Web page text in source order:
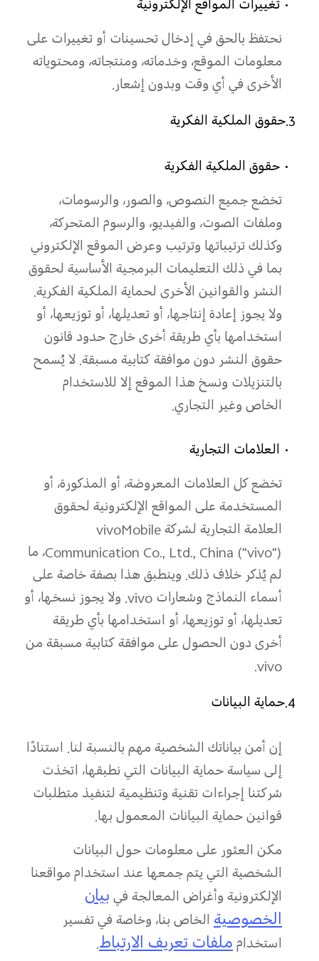
• تغييرات المواقع الإلكترونية
نحتفظ بالحق في إدخال تحسينات أو تغييرات على
معلومات الموقع، وخدماته، ومنتجاته، ومحتوياته
الأخرى في أي وقت وبدون إشعار.
3.حقوق الملكية الفكرية
• حقوق الملكية الفكرية
تخضع جميع النصوص، والصور، والرسومات،
وملفات الصوت، والفيديو، والرسوم المتحركة،
وكذلك ترتيباتها وترتيب وعرض الموقع الإلكتروني
بما في ذلك التعليمات البرمجية الأساسية لحقوق
النشر والقوانين الأخرى لحماية الملكية الفكرية.
ولا يجوز إعادة إنتاجها، أو تعديلها، أو توزيعها، أو
استخدامها بأي طريقة أخرى خارج حدود قانون
حقوق النشر دون موافقة كتابية مسبقة. لا يُسمح
بالتنزيلات ونسخ هذا الموقع إلا للاستخدام
الخاص وغير التجاري.
• العلامات التجارية
تخضع كل العلامات المعروضة، أو المذكورة، أو
المستخدمة على المواقع الإلكترونية لحقوق
العلامة التجارية لشركة vivoMobile
Communication Co., Ltd., China ("vivo")، ما
لم يُذكر خلاف ذلك. وينطبق هذا بصفة خاصة على
أسماء النماذج وشعارات vivo. ولا يجوز نسخها، أو
تعديلها، أو توزيعها، أو استخدامها بأي طريقة
أخرى دون الحصول على موافقة كتابية مسبقة من
vivo.
4.حماية البيانات
إن أمن بياناتك الشخصية مهم بالنسبة لنا. استنادًا
إلى سياسة حماية البيانات التي نطبقها، اتخذت
شركتنا إجراءات تقنية وتنظيمية لتنفيذ متطلبات
قوانين حماية البيانات المعمول بها.
مكن العثور على معلومات حول البيانات
الشخصية التي يتم جمعها عند استخدام مواقعنا
الإلكترونية وأغراض المعالجة فيبيان
الخصوصية الخاص بنا، وخاصة في تفسير
استخدامملفات تعريف الارتباط.